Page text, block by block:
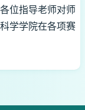
位指导老师对师
学学院在各项赛